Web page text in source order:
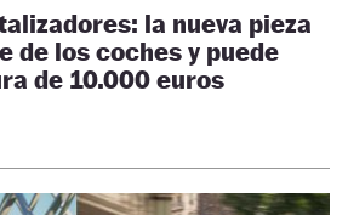
la nueva pieza
de los coches y puede
de 10.000 euros